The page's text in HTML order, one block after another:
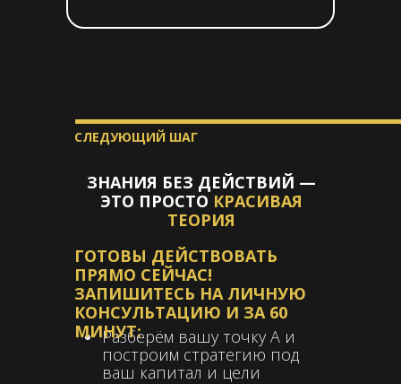
Разберём вашу точку А и
построим стратегию под
ваш капитал и цели
ГОТОВЫ ДЕЙСТВОВАТЬ
ПРЯМО СЕЙЧАС!
ЗАПИШИТЕСЬ НА ЛИЧНУЮ
КОНСУЛЬТАЦИЮ И ЗА 60
МИНУТ:
СЛЕДУЮЩИЙ ШАГ
ЗНАНИЯ БЕЗ ДЕЙСТВИЙ —
ЭТО ПРОСТО КРАСИВАЯ
ТЕОРИЯ